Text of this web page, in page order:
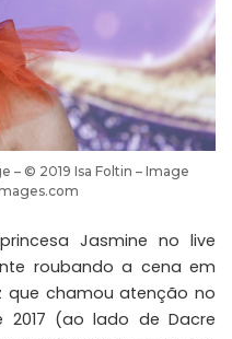
– © 2019 Isa Foltin – Image
Jasmine no live
roubando a cena em
que chamou atenção no
2017 (ao lado de Dacre